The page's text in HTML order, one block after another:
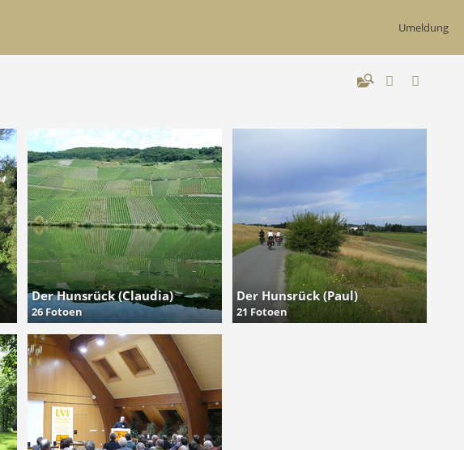
Umeldung
Der Hunsrück (Claudia)
26 Fotoen
Der Hunsrück (Paul)
21 Fotoen